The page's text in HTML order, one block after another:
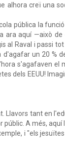
alhora creï una
pública la
ara aquí —això de
al Raval i passi
un 20 %
s'agafaven el
dels EEUU!
Llavors tant en
públic. A més,
i "els